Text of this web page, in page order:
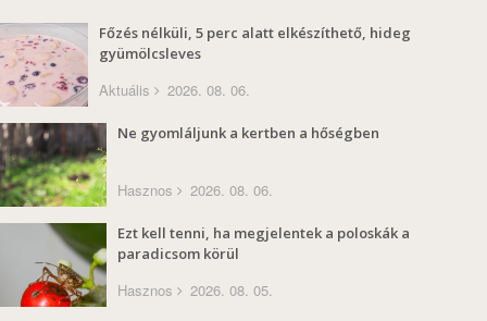
Főzés nélküli, 5 perc alatt elkészíthető, hideg
gyümölcsleves
Aktuális 2026. 08. 06.
Ne gyomláljunk a kertben a hőségben
Hasznos 2026. 08. 06.
Ezt kell tenni, ha megjelentek a poloskák a
paradicsom körül
Hasznos 2026. 08. 05.